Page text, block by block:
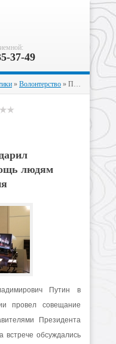
37-49
» Волонтерство » Президент поблагодарил волонтеров за помощь людям старшего поколения
людям
Путин в
провел совещание
Президента
встрече обсуждались